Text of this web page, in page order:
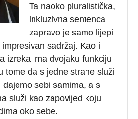
Ta naoko pluralistička,
inkluzivna sentenca
zapravo je samo lijepi
sadržaj. Kao i
izreka ima dvojaku funkciju
tome da s jedne strane služi
dajemo sebi samima, a s
služi kao zapovijed koju
oko sebe.